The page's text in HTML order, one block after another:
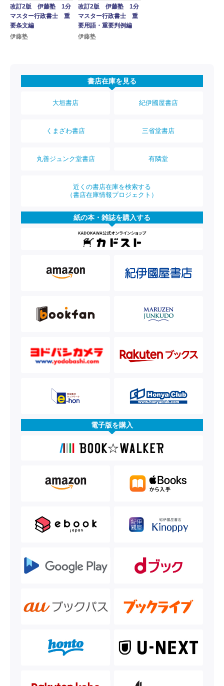
改訂2版 伊藤塾 1分
マスター行政書士 重
要条文編
伊藤塾
改訂2版 伊藤塾 1分
マスター行政書士 重
要用語・重要判例編
伊藤塾
書店在庫を見る
大垣書店 紀伊國屋書店
くまざわ書店 三省堂書店
丸善ジュンク堂書店 有隣堂
近くの書店在庫を検索する
（書店在庫情報プロジェクト）
紙の本・雑誌を購入する
電子版を購入